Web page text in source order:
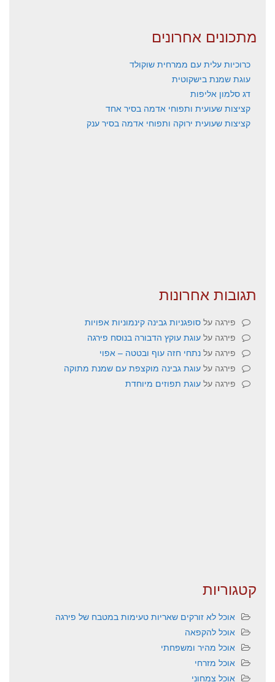
מתכונים אחרונים
כרוכיות עלית עם ממרחית שוקולד
עוגת שמנת בישקוטית
דג סלמון אליפות
קציצות שעועית ותפוחי אדמה בסיר אחד
קציצות שעועית ירוקה ותפוחי אדמה בסיר ענק
תגובות אחרונות
פירגה על סופגניות גבינה קינמוניות אפויות
פירגה על עוגת עוקץ הדבורה בנוסח פירגה
פירגה על נתחי חזה עוף ובטטה – אפוי
פירגה על עוגת גבינה מוקצפת עם שמנת מתוקה
פירגה על עוגת תפוזים מיוחדת
קטגוריות
אוכל לא זורקים שאריות טעימות במטבח של פירגה
אוכל להקפאה
אוכל מהיר ומשפחתי
אוכל מזרחי
אוכל צמחוני